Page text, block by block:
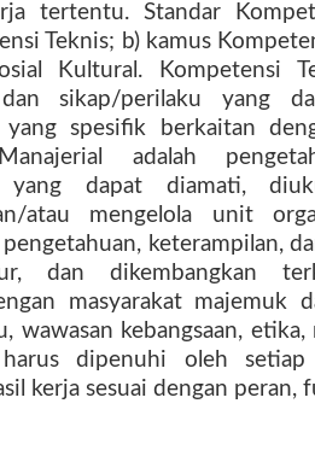
tertentu. Standar
Teknis; b) kamus
Kultural. Kompetensi
dan sikap/perilaku yang
yang spesifik berkaitan
adalah
yang dapat diamati,
atau mengelola unit
pengetahuan, keterampilan,
dan dikembangkan
masyarakat majemuk
wawasan kebangsaan,
dipenuhi oleh setiap
kerja sesuai dengan peran,